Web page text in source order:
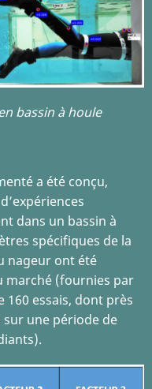
bassin à houle
a été conçu,
dans un bassin à
spécifiques de la
nageur ont été
marché (fournies par
160 essais, dont près
sur une période de